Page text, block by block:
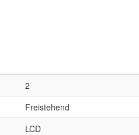
2
Freistehend
LCD